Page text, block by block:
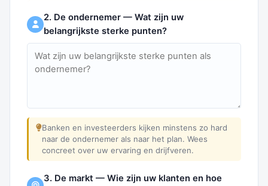
2. De ondernemer — Wat zijn uw
belangrijkste sterke punten?
Banken en investeerders kijken minstens zo hard
naar de ondernemer als naar het plan. Wees
concreet over uw ervaring en drijfveren.
3. De markt — Wie zijn uw klanten en hoe